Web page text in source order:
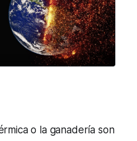
o la ganadería son